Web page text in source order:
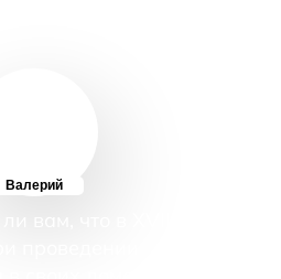
Валерий